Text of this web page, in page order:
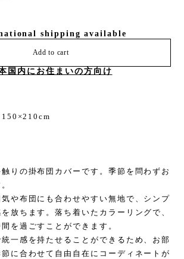
shipping available
Add to cart
国内にお住まいの方向け
りの掛布団カバーです。季節を問わずお
や布団にも合わせやすい無地で、シンプ
放ちます。落ち着いたカラーリングで、
を過ごすことができます。
一感を持たせることができるため、お部
に合わせて自由自在にコーディネートが